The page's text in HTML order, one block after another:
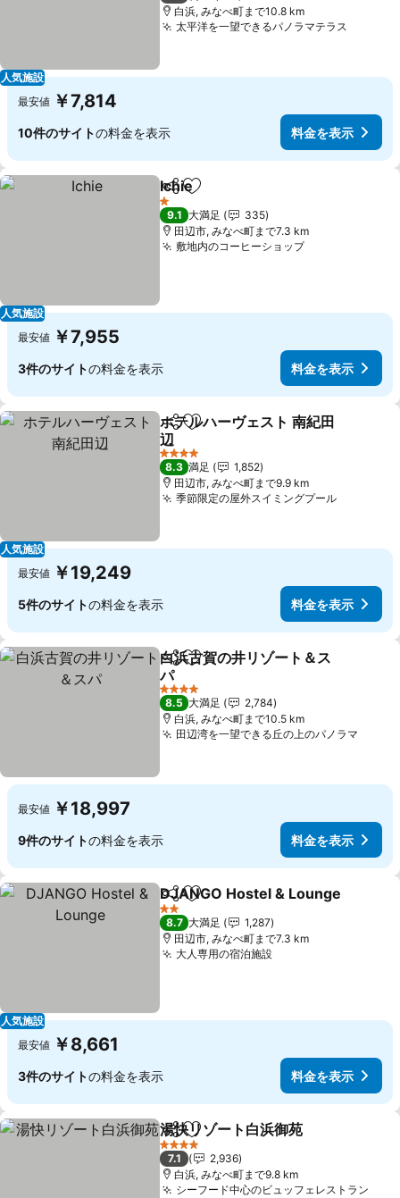
人気施設
白浜, みなべ町まで10.8 km
太平洋を一望できるパノラマテラス
最安値 ￥7,814
10件のサイトの料金を表示 料金を表示
人気施設
シェアお気に入りに追加
Ichie
1 ホテルのランク
9.1 大満足
335
田辺市, みなべ町まで7.3 km
敷地内のコーヒーショップ
最安値 ￥7,955
3件のサイトの料金を表示 料金を表示
人気施設
シェアお気に入りに追加
ホテルハーヴェスト 南紀田
辺
4 ホテルのランク
8.3 満足
1,852
田辺市, みなべ町まで9.9 km
季節限定の屋外スイミングプール
最安値 ￥19,249
5件のサイトの料金を表示 料金を表示
シェアお気に入りに追加
白浜古賀の井リゾート＆ス
パ
4 ホテルのランク
8.5 大満足
2,784
白浜, みなべ町まで10.5 km
田辺湾を一望できる丘の上のパノラマ
最安値 ￥18,997
9件のサイトの料金を表示 料金を表示
人気施設
シェアお気に入りに追加
DJANGO Hostel & Lounge
2 ホテルのランク
8.7 大満足
1,287
田辺市, みなべ町まで7.3 km
大人専用の宿泊施設
最安値 ￥8,661
3件のサイトの料金を表示 料金を表示
シェアお気に入りに追加
湯快リゾート白浜御苑
4 ホテルのランク
7.1
2,936
白浜, みなべ町まで9.8 km
シーフード中心のビュッフェレストラン